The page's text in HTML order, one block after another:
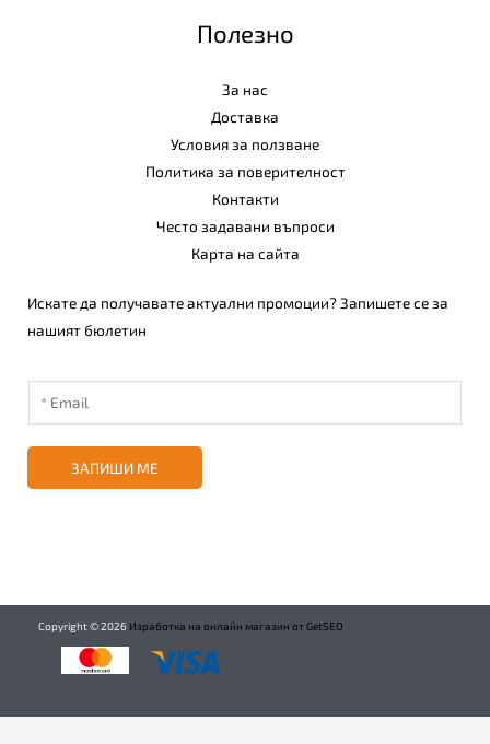
Полезно
За нас
Доставка
Условия за ползване
Политика за поверителност
Контакти
Често задавани въпроси
Карта на сайта
Искате да получавате актуални промоции? Запишете се за
нашият бюлетин
ЗАПИШИ МЕ
Copyright ©2026 Изработка на онлайн магазин от GetSEO